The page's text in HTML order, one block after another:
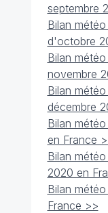
septembre
Bilan
d'octobre
Bilan
novembre
Bilan
décembre
Bilan
en France
Bilan
2020 en
Bilan
France >>